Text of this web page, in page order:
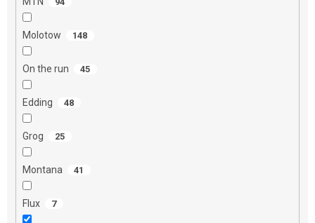
Molotow 148
On the run 45
Edding 48
Grog 25
Montana 41
Flux 7